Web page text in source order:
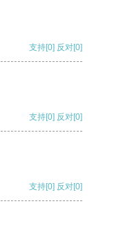
支持[0] 反对[0]
支持[0] 反对[0]
支持[0] 反对[0]